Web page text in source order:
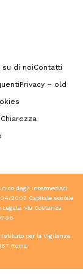
su di noiContatti
Privacy – old
degli Intermediari
2007 Capitale sociale
Legale: via Costanza
Istituto per la Vigilanza
Roma.